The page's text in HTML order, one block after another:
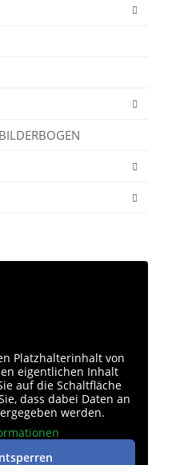
Platzhalterinhalt von
eigentlichen Inhalt
auf die Schaltfläche
dass dabei Daten an
werden.